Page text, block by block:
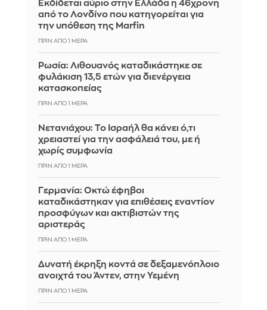
Εκδίδεται αύριο στην Ελλάδα η 46χρονη
από το Λονδίνο που κατηγορείται για
την υπόθεση της Marfin
ΠΡΙΝ ΑΠΌ 1 ΜΈΡΑ
Ρωσία: Λιθουανός καταδικάστηκε σε
φυλάκιση 13,5 ετών για διενέργεια
κατασκοπείας
ΠΡΙΝ ΑΠΌ 1 ΜΈΡΑ
Νετανιάχου: Το Ισραήλ θα κάνει ό,τι
χρειαστεί για την ασφάλειά του, με ή
χωρίς συμφωνία
ΠΡΙΝ ΑΠΌ 1 ΜΈΡΑ
Γερμανία: Οκτώ έφηβοι
καταδικάστηκαν για επιθέσεις εναντίον
προσφύγων και ακτιβιστών της
αριστεράς
ΠΡΙΝ ΑΠΌ 1 ΜΈΡΑ
Δυνατή έκρηξη κοντά σε δεξαμενόπλοιο
ανοιχτά του Άντεν, στην Υεμένη
ΠΡΙΝ ΑΠΌ 1 ΜΈΡΑ